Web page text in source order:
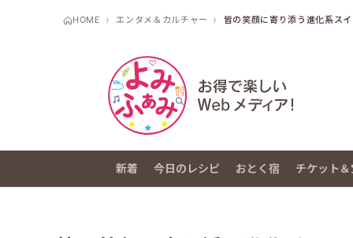
HOME エンタメ＆カルチャー 皆の笑顔に寄り添う進化系ス
新着 今日のレシピ おとく宿 チケット